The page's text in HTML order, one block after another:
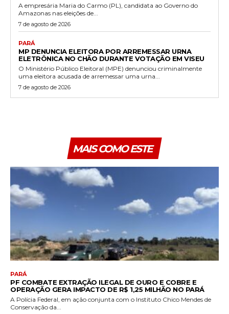
A empresária Maria do Carmo (PL), candidata ao Governo do
Amazonas nas eleições de...
7 de agosto de 2026
PARÁ
MP DENUNCIA ELEITORA POR ARREMESSAR URNA
ELETRÔNICA NO CHÃO DURANTE VOTAÇÃO EM VISEU
O Ministério Público Eleitoral (MPE) denunciou criminalmente
uma eleitora acusada de arremessar uma urna...
7 de agosto de 2026
MAIS COMO ESTE
PARÁ
PF COMBATE EXTRAÇÃO ILEGAL DE OURO E COBRE E
OPERAÇÃO GERA IMPACTO DE R$ 1,25 MILHÃO NO PARÁ
A Polícia Federal, em ação conjunta com o Instituto Chico Mendes de
Conservação da...